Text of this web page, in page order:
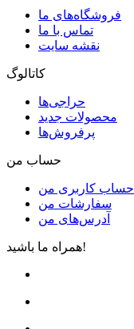
فروشگاه‌های ما
تماس با ما
نقشه سایت
کاتالوگ
حراجی‌ها
محصولات جدید
پرفروش‌ها
حساب من
حساب کاربری من
سفارشات من
آدرس‌های من
همراه ما باشید!